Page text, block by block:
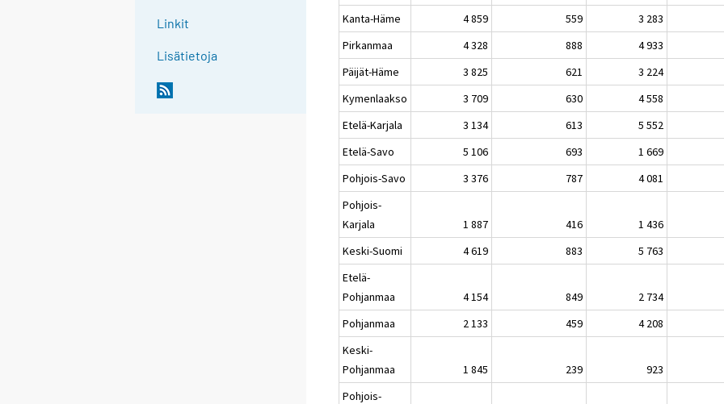
Linkit
Lisätietoja
Kanta-Häme
4 859 559
3 283
Pirkanmaa
4 328 888
4 933
Päijät-Häme
3 825 621
3 224
Kymenlaakso
3 709 630
4 558
Etelä-Karjala
3 134 613
5 552
Etelä-Savo
5 106 693
1 669
Pohjois-Savo
3 376 787
4 081
Pohjois-
Karjala
1 887 416
1 436
Keski-Suomi
4 619 883
5 763
Etelä-
Pohjanmaa
4 154 849
2 734
Pohjanmaa
2 133 459
4 208
Keski-
Pohjanmaa
1 845 239
923
Pohjois-